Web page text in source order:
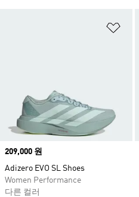
Price
209,000 원
Adizero EVO SL Shoes
Women Performance
다른 컬러